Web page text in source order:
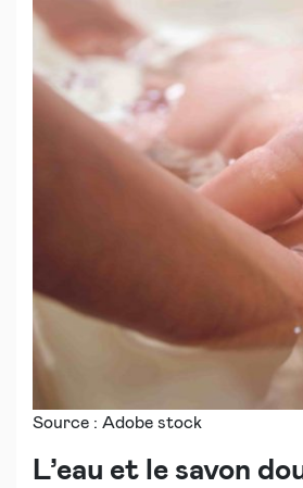
Source : Adobe stock
L’eau et le savon